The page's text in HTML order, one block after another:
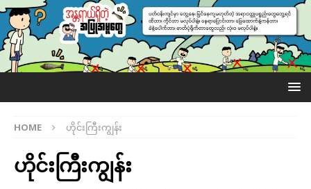
HOME ဟိုင်းကြီးကျွန်း
ဟိုင်းကြီးကျွန်း